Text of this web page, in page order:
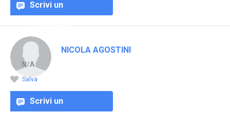
Scrivi un
commento
NICOLA AGOSTINI
N/A
Salva
Scrivi un